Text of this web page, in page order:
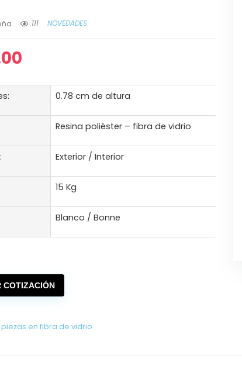
111 NOVEDADES
0.78 cm de altura
Resina poliéster – fibra de vidrio
Exterior / Interior
15 Kg
Blanco / Bonne
COTIZACIÓN
piezas en fibra de vidrio